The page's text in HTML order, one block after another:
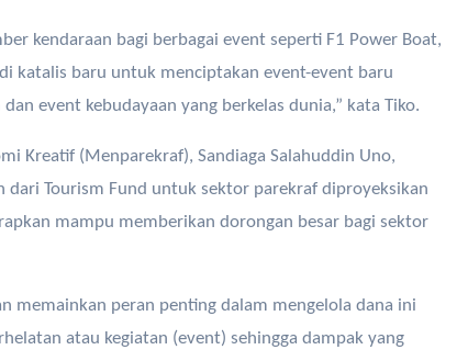
kendaraan bagi berbagai event seperti F1 Power Boat,
katalis baru untuk menciptakan event-event baru
event kebudayaan yang berkelas dunia,” kata Tiko.
Kreatif (Menparekraf), Sandiaga Salahuddin Uno,
dari Tourism Fund untuk sektor parekraf diproyeksikan
mampu memberikan dorongan besar bagi sektor
memainkan peran penting dalam mengelola dana ini
atau kegiatan (event) sehingga dampak yang